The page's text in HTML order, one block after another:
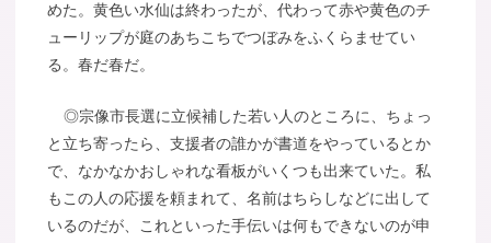
めた。黄色い水仙は終わったが、代わって赤や黄色のチ
ューリップが庭のあちこちでつぼみをふくらませてい
る。春だ春だ。
◎宗像市長選に立候補した若い人のところに、ちょっ
と立ち寄ったら、支援者の誰かが書道をやっているとか
で、なかなかおしゃれな看板がいくつも出来ていた。私
もこの人の応援を頼まれて、名前はちらしなどに出して
いるのだが、これといった手伝いは何もできないのが申